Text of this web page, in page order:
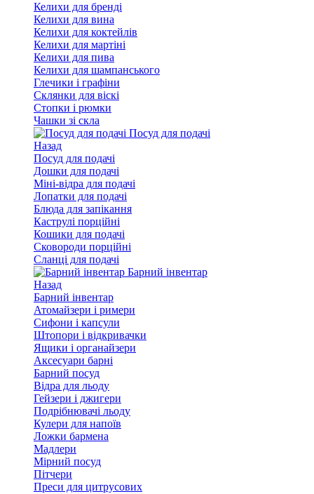
Келихи для бренді
Келихи для вина
Келихи для коктейлів
Келихи для мартіні
Келихи для пива
Келихи для шампанського
Глечики і графіни
Склянки для віскі
Стопки і рюмки
Чашки зі скла
Посуд для подачі
Назад
Посуд для подачі
Дошки для подачі
Міні-відра для подачі
Лопатки для подачі
Блюда для запікання
Каструлі порційні
Кошики для подачі
Сковороди порційні
Сланці для подачі
Барний інвентар
Назад
Барний інвентар
Атомайзери і римери
Сифони і капсули
Штопори і відкривачки
Ящики і органайзери
Аксесуари барні
Барний посуд
Відра для льоду
Гейзери і джигери
Подрібнювачі льоду
Кулери для напоїв
Ложки бармена
Мадлери
Мірний посуд
Пітчери
Преси для цитрусових